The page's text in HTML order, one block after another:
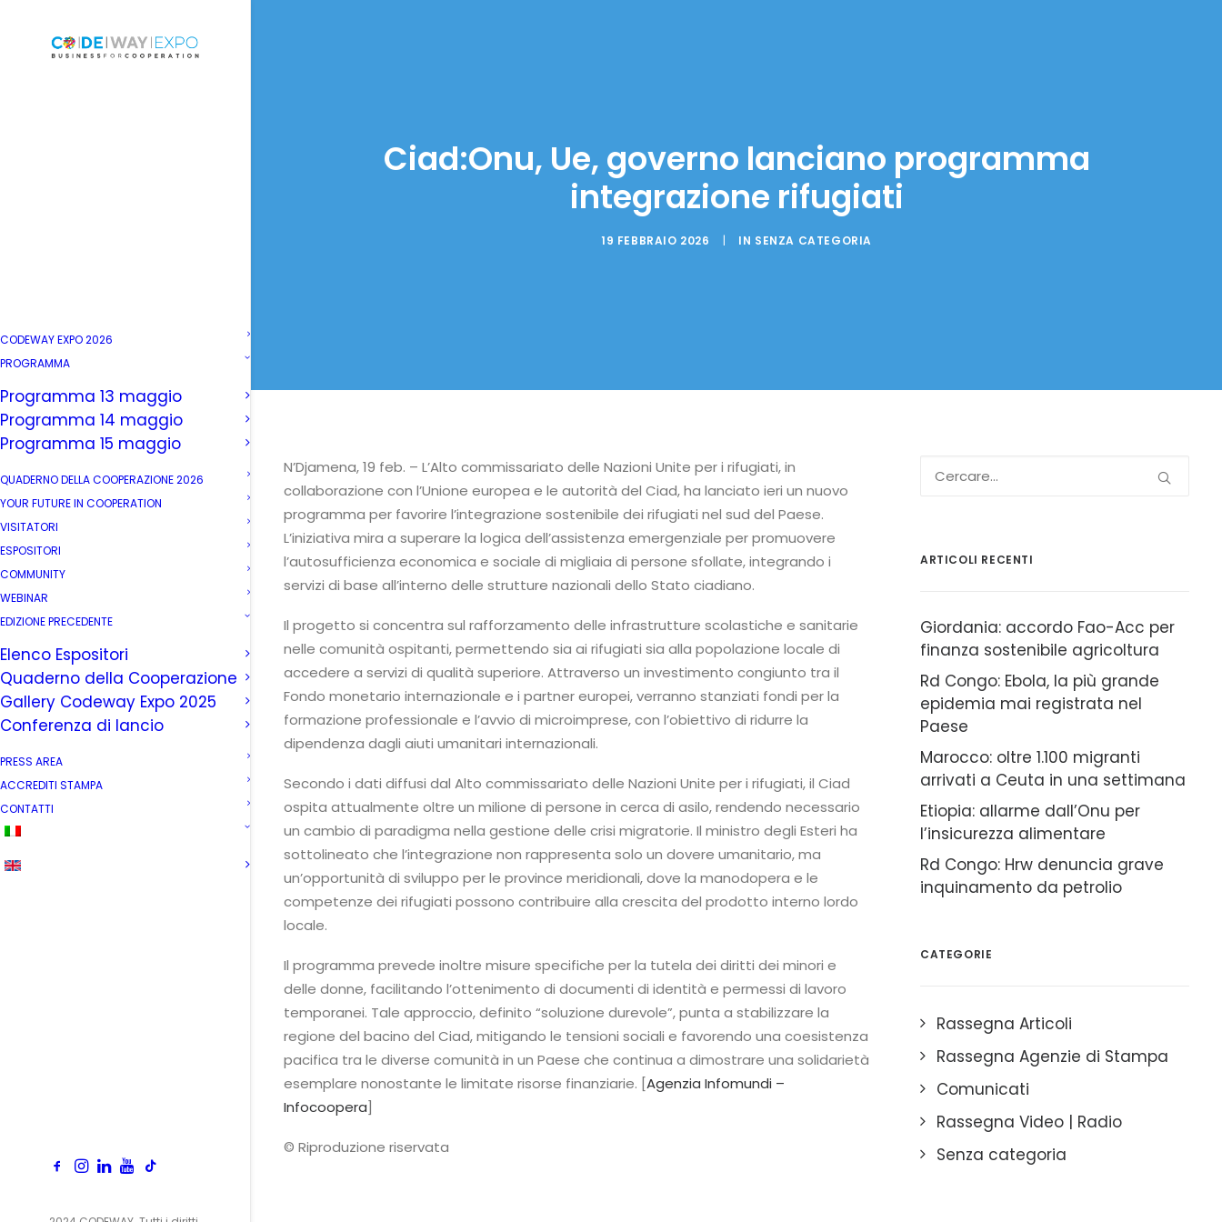
CODEWAY EXPO 2026
PROGRAMMA
Programma 13 maggio
Programma 14 maggio
Programma 15 maggio
QUADERNO DELLA COOPERAZIONE 2026
YOUR FUTURE IN COOPERATION
VISITATORI
ESPOSITORI
COMMUNITY
WEBINAR
EDIZIONE PRECEDENTE
Elenco Espositori
Quaderno della Cooperazione
Gallery Codeway Expo 2025
Conferenza di lancio
PRESS AREA
ACCREDITI STAMPA
CONTATTI
Ciad:Onu, Ue, governo lanciano programma
integrazione rifugiati
19 FEBBRAIO 2026 | IN SENZA CATEGORIA
N’Djamena, 19 feb. – L’Alto commissariato delle Nazioni Unite per i rifugiati, in
collaborazione con l’Unione europea e le autorità del Ciad, ha lanciato ieri un nuovo
programma per favorire l’integrazione sostenibile dei rifugiati nel sud del Paese.
L’iniziativa mira a superare la logica dell’assistenza emergenziale per promuovere
l’autosufficienza economica e sociale di migliaia di persone sfollate, integrando i
servizi di base all’interno delle strutture nazionali dello Stato ciadiano.
Il progetto si concentra sul rafforzamento delle infrastrutture scolastiche e sanitarie
nelle comunità ospitanti, permettendo sia ai rifugiati sia alla popolazione locale di
accedere a servizi di qualità superiore. Attraverso un investimento congiunto tra il
Fondo monetario internazionale e i partner europei, verranno stanziati fondi per la
formazione professionale e l’avvio di microimprese, con l’obiettivo di ridurre la
dipendenza dagli aiuti umanitari internazionali.
Secondo i dati diffusi dal Alto commissariato delle Nazioni Unite per i rifugiati, il Ciad
ospita attualmente oltre un milione di persone in cerca di asilo, rendendo necessario
un cambio di paradigma nella gestione delle crisi migratorie. Il ministro degli Esteri ha
sottolineato che l’integrazione non rappresenta solo un dovere umanitario, ma
un’opportunità di sviluppo per le province meridionali, dove la manodopera e le
competenze dei rifugiati possono contribuire alla crescita del prodotto interno lordo
locale.
Il programma prevede inoltre misure specifiche per la tutela dei diritti dei minori e
delle donne, facilitando l’ottenimento di documenti di identità e permessi di lavoro
temporanei. Tale approccio, definito “soluzione durevole”, punta a stabilizzare la
regione del bacino del Ciad, mitigando le tensioni sociali e favorendo una coesistenza
pacifica tra le diverse comunità in un Paese che continua a dimostrare una solidarietà
esemplare nonostante le limitate risorse finanziarie. [Agenzia Infomundi –
Infocoopera]
© Riproduzione riservata
ARTICOLI RECENTI
Giordania: accordo Fao-Acc per
finanza sostenibile agricoltura
Rd Congo: Ebola, la più grande
epidemia mai registrata nel
Paese
Marocco: oltre 1.100 migranti
arrivati a Ceuta in una settimana
Etiopia: allarme dall’Onu per
l’insicurezza alimentare
Rd Congo: Hrw denuncia grave
inquinamento da petrolio
CATEGORIE
Rassegna Articoli
Rassegna Agenzie di Stampa
Comunicati
Rassegna Video | Radio
Senza categoria